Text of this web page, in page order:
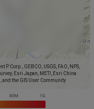
Corp., GEBCO, USGS, FAO, NPS,
Esri Japan, METI, Esri China
the GIS User Community